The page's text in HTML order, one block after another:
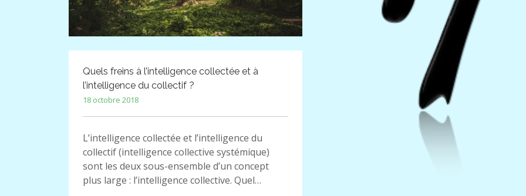
Quels freins à l’intelligence collectée et à
l’intelligence du collectif ?
18 octobre 2018
L’intelligence collectée et l’intelligence du
collectif (intelligence collective systémique)
sont les deux sous-ensemble d’un concept
plus large : l’intelligence collective. Quel…